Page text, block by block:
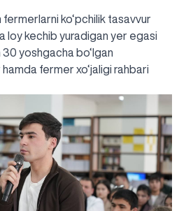
ko‘pchilik tasavvur
loy kechib yuradigan yer egasi
yoshgacha bo‘lgan
fermer xo‘jaligi rahbari